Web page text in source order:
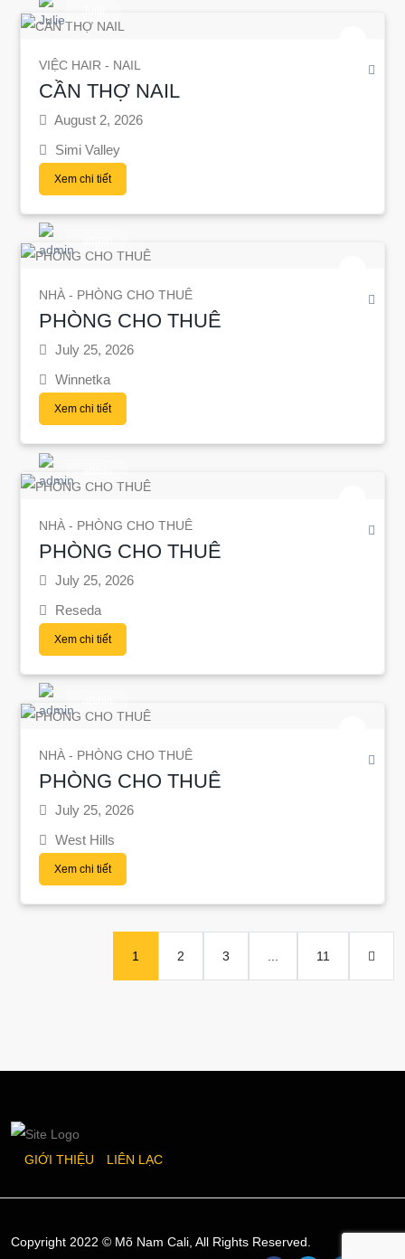
VIỆC HAIR - NAIL
CẦN THỢ NAIL
August 2, 2026
Simi Valley
Xem chi tiết
NHÀ - PHÒNG CHO THUÊ
PHÒNG CHO THUÊ
July 25, 2026
Winnetka
Xem chi tiết
NHÀ - PHÒNG CHO THUÊ
PHÒNG CHO THUÊ
July 25, 2026
Reseda
Xem chi tiết
NHÀ - PHÒNG CHO THUÊ
PHÒNG CHO THUÊ
July 25, 2026
West Hills
Xem chi tiết
1 2 3 11
GIỚI THIỆU LIÊN LẠC
Copyright 2022 © Mõ Nam Cali, All Rights Reserved.